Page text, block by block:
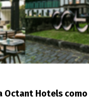
Octant Hotels